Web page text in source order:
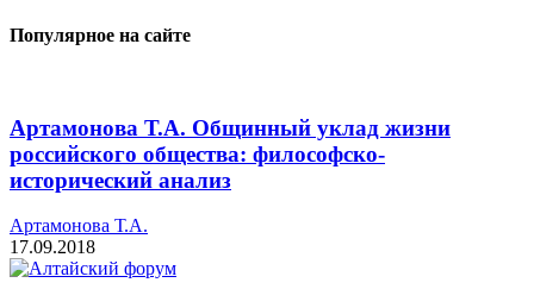
Популярное на сайте
Артамонова Т.А. Общинный уклад жизни
российского общества: философско-
исторический анализ
Артамонова Т.А.
17.09.2018